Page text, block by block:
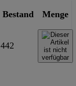
Bestand Menge
442